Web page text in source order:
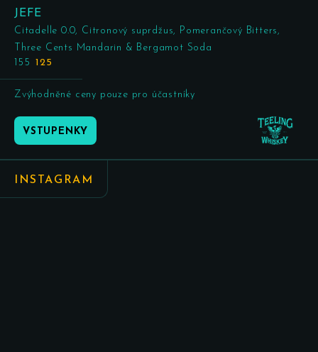
JEFE
Citadelle 0.0, Citronový suprdžus, Pomerančový Bitters,
Three Cents Mandarin & Bergamot Soda
155
125
Zvýhodněné ceny pouze pro účastníky
VSTUPENKY
INSTAGRAM